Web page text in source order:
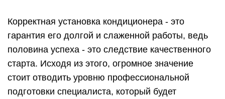
Корректная установка кондиционера - это
гарантия его долгой и слаженной работы, ведь
половина успеха - это следствие качественного
старта. Исходя из этого, огромное значение
стоит отводить уровню профессиональной
подготовки специалиста, который будет